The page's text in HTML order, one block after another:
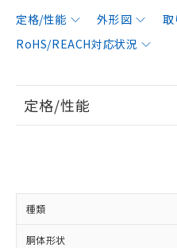
定格/性能 外形図 取
RoHS/REACH対応状況
定格/性能
種類
胴体形状